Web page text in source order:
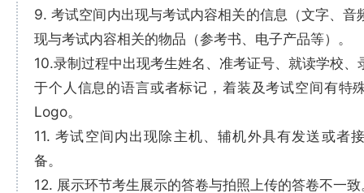
9. 考试空间内出现与考试内容相关的信息（文字、音
现与考试内容相关的物品（参考书、电子产品等）。
10.录制过程中出现考生姓名、准考证号、就读学校、
于个人信息的语言或者标记，着装及考试空间有特
Logo。
11. 考试空间内出现除主机、辅机外具有发送或者
备。
12. 展示环节考生展示的答卷与拍照上传的答卷不一致